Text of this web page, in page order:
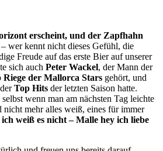
erscheint, und der Zapfhahn
– wer kennt nicht dieses Gefühl, die
Freude auf das erste Bier auf unserer
sich auch Peter Wackel, der Mann der
Riege der Mallorca Stars gehört, und
Top Hits der letzten Saison hatte.
wenn man am nächsten Tag leichte
nicht mehr alles weiß, eines für immer
ich weiß es nicht – Malle hey ich liebe